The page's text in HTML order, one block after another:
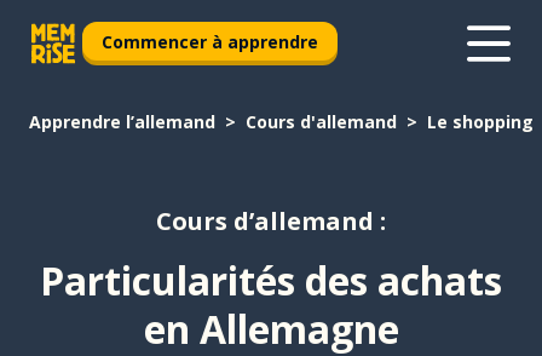
Commencer à apprendre
Apprendre l’allemand Cours d'allemand Le shopping
Cours d’allemand :
Particularités des achats
en Allemagne